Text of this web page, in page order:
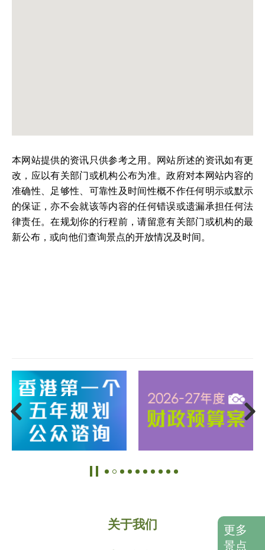
本网站提供的资讯只供参考之用。网站所述的资讯如有更
改，应以有关部门或机构公布为准。政府对本网站内容的
准确性、足够性、可靠性及时间性概不作任何明示或默示
的保证，亦不会就该等内容的任何错误或遗漏承担任何法
律责任。在规划你的行程前，请留意有关部门或机构的最
新公布，或向他们查询景点的开放情况及时间。
关于我们
更多
景点